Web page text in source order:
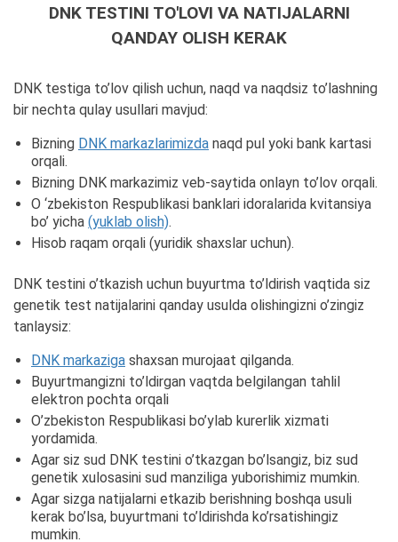
DNK TESTINI TO'LOVI VA NATIJALARNI
QANDAY OLISH KERAK
DNK testiga to’lov qilish uchun, naqd va naqdsiz to’lashning
bir nechta qulay usullari mavjud:
Bizning DNK markazlarimizda naqd pul yoki bank kartasi
orqali.
Bizning DNK markazimiz veb-saytida onlayn to’lov orqali.
O ‘zbekiston Respublikasi banklari idoralarida kvitansiya
bo’ yicha (yuklab olish).
Hisob raqam orqali (yuridik shaxslar uchun).
DNK testini o’tkazish uchun buyurtma to’ldirish vaqtida siz
genetik test natijalarini qanday usulda olishingizni o’zingiz
tanlaysiz:
DNK markaziga shaxsan murojaat qilganda.
Buyurtmangizni to’ldirgan vaqtda belgilangan tahlil
elektron pochta orqali
O’zbekiston Respublikasi bo’ylab kurerlik xizmati
yordamida.
Agar siz sud DNK testini o’tkazgan bo’lsangiz, biz sud
genetik xulosasini sud manziliga yuborishimiz mumkin.
Agar sizga natijalarni etkazib berishning boshqa usuli
kerak bo’lsa, buyurtmani to’ldirishda ko’rsatishingiz
mumkin.